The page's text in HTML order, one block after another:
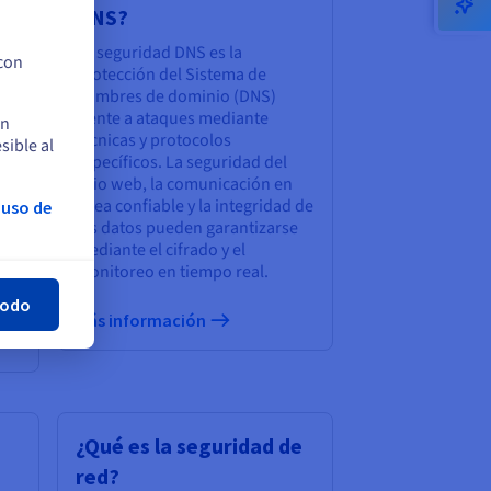
DNS?
La seguridad DNS es la
protección del Sistema de
nombres de dominio (DNS)
frente a ataques mediante
técnicas y protocolos
específicos. La seguridad del
sitio web, la comunicación en
línea confiable y la integridad de
los datos pueden garantizarse
mediante el cifrado y el
monitoreo en tiempo real.
Más información
¿Qué es la seguridad de
red?
al
de